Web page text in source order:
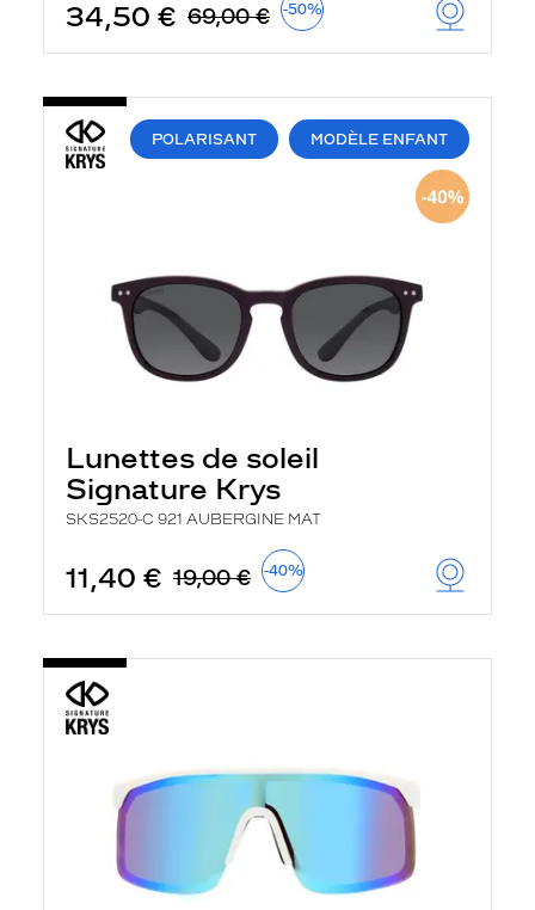
34,50 € 69,00 € -50%
POLARISANT MODÈLE ENFANT
Lunettes de soleil
Signature Krys
SKS2520-C 921 AUBERGINE MAT
11,40 € 19,00 € -40%